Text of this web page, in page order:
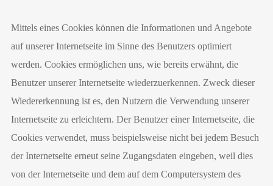
Mittels eines Cookies können die Informationen und Angebote
auf unserer Internetseite im Sinne des Benutzers optimiert
werden. Cookies ermöglichen uns, wie bereits erwähnt, die
Benutzer unserer Internetseite wiederzuerkennen. Zweck dieser
Wiedererkennung ist es, den Nutzern die Verwendung unserer
Internetseite zu erleichtern. Der Benutzer einer Internetseite, die
Cookies verwendet, muss beispielsweise nicht bei jedem Besuch
der Internetseite erneut seine Zugangsdaten eingeben, weil dies
von der Internetseite und dem auf dem Computersystem des